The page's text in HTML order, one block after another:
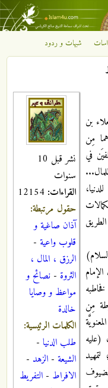
شبهات و ردود
نشر قبل 10
سنوات
القراءات:
حقول مرتبطة:
آذان صاغية و
قلوب واعية -
الرزق ، المال ،
الثروة - نصائح و
مواعظ و وصايا
خالدة
الكلمات الرئيسية:
طلب الدنيا -
الشيعة - الزهد -
الافراط - التفريط
بن
مِن
في
مِن